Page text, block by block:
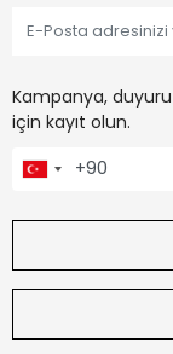
Kampanya,
için kayıt olun.